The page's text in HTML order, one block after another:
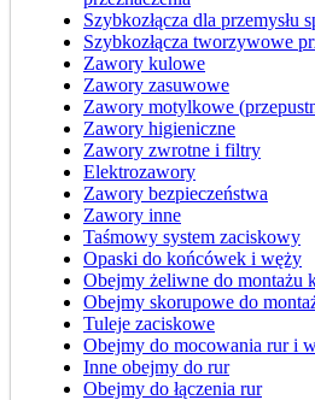
Szybkozłącza dla przemysłu
Szybkozłącza tworzywowe
Zawory kulowe
Zawory zasuwowe
Zawory motylkowe
Zawory higieniczne
Zawory zwrotne i filtry
Elektrozawory
Zawory bezpieczeństwa
Zawory inne
Taśmowy system zaciskowy
Opaski do końcówek i węży
Obejmy żeliwne do montażu
Obejmy skorupowe do
Tuleje zaciskowe
Obejmy do mocowania rur i
Inne obejmy do rur
Obejmy do łączenia rur